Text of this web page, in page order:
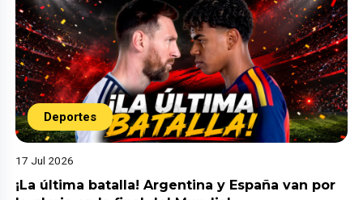
Deportes
17 Jul 2026
¡La última batalla! Argentina y España van por